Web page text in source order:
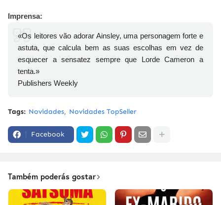
Imprensa:
«Os leitores vão adorar Ainsley, uma personagem forte e
astuta, que calcula bem as suas escolhas em vez de
esquecer a sensatez sempre que Lorde Cameron a
tenta.»
Publishers Weekly
Tags: Novidades Novidades TopSeller
Facebook
Também poderás gostar